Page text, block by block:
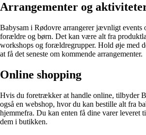
Arrangementer og
Babysam i Rødovre arrangerer jævnligt events
forældre og børn. Det kan være alt fra
workshops og forældregrupper. Hold øje med
at få det seneste om kommende arrangementer.
Online shopping
Hvis du foretrækker at handle online, tilbyder
også en webshop, hvor du kan bestille alt fra
hjemmefra. Du kan enten få dine varer leveret
dem i butikken.